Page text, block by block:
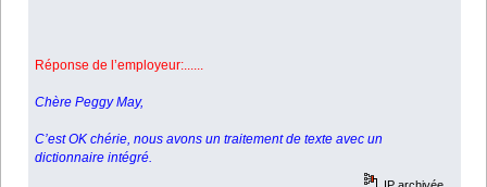
Réponse de l’employeur:......
Chère Peggy May,
C’est OK chérie, nous avons un traitement de texte avec un
dictionnaire intégré.